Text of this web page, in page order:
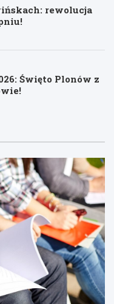
rewolucja
Święto Plonów z